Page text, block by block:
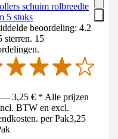
schuim rolbreedte
5 stuks
beoordeling: 4.2
sterren. 15
3,25 € * Alle prijzen
BTW en excl.
per Pak3,25